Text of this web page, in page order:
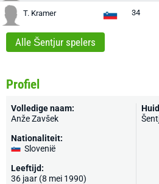
T. Kramer 34
Alle Šentjur spelers
Profiel
Volledige naam:
Anže Zavšek
Nationaliteit:
Slovenië
Leeftijd:
36 jaar (8 mei 1990)